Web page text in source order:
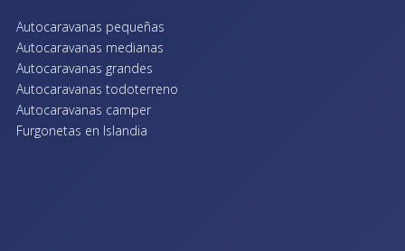
Autocaravanas pequeñas
Autocaravanas medianas
Autocaravanas grandes
Autocaravanas todoterreno
Autocaravanas camper
Furgonetas en Islandia